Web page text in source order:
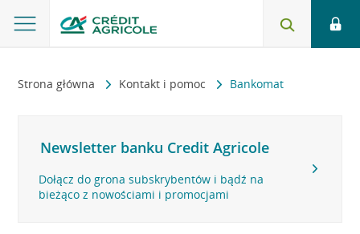
Strona główna Kontakt i pomoc Bankomat
Newsletter banku Credit Agricole
Dołącz do grona subskrybentów i bądź na
bieżąco z nowościami i promocjami